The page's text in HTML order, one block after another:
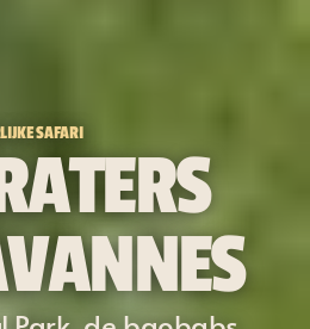
SAFARI